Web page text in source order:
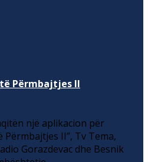
Përmbajtjes II
një aplikacion për
II”, Tv Tema,
Gorazdevac dhe Besnik